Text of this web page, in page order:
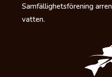
Samfällighetsförening
vatten.